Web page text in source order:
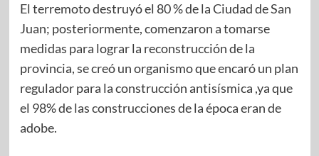
El terremoto destruyó el 80 % de la Ciudad de San
Juan; posteriormente, comenzaron a tomarse
medidas para lograr la reconstrucción de la
provincia, se creó un organismo que encaró un plan
regulador para la construcción antisísmica ,ya que
el 98% de las construcciones de la época eran de
adobe.